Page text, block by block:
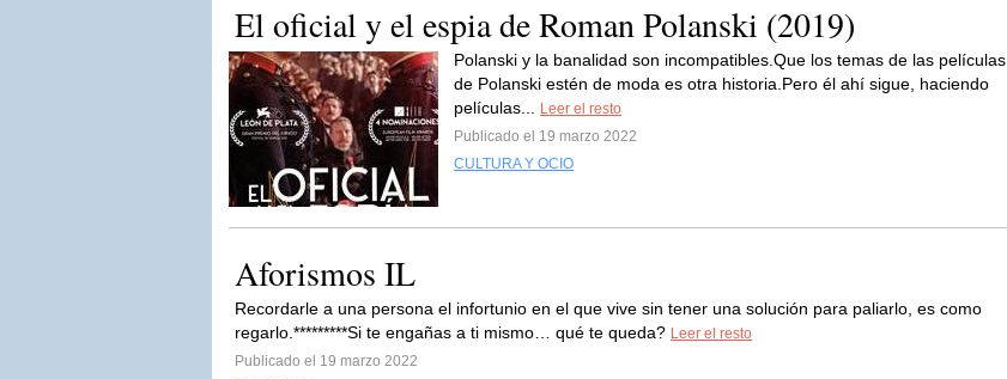
El oficial y el espia de Roman Polanski (2019)
Polanski y la banalidad son incompatibles.Que los temas de las películas
de Polanski estén de moda es otra historia.Pero él ahí sigue, haciendo
películas...
Leer el resto
Publicado el 19 marzo 2022
CULTURA Y OCIO
Aforismos IL
Recordarle a una persona el infortunio en el que vive sin tener una solución para paliarlo, es como
regarlo.*********Si te engañas a ti mismo… qué te queda? Leer el resto
Publicado el 19 marzo 2022